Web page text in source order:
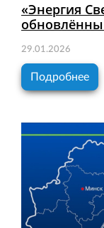
«Энергия
29.01.2026
Подробнее